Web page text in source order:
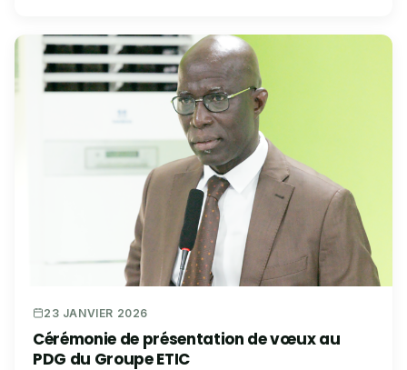
23 JANVIER 2026
Cérémonie de présentation de vœux au
PDG du Groupe ETIC